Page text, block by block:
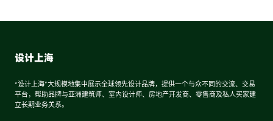
设计上海
“设计上海”大规模地集中展示全球领先设计品牌，提供一个与众不同的交流、交易
平台，帮助品牌与亚洲建筑师、室内设计师、房地产开发商、零售商及私人买家建
立长期业务关系。